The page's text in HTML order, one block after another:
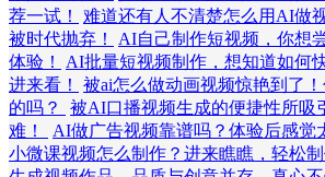
荐一试！
难道还有人不清楚怎么用AI做
被时代抛弃！
AI自己制作短视频，你想
体验！
AI批量短视频制作，想知道如何
进来看！
被ai怎么做动画视频惊艳到了
的吗？
被AI口播视频生成的便捷性所吸
难！
AI做广告视频靠谱吗？体验后感觉
小微课视频怎么制作？进来瞧瞧，轻松